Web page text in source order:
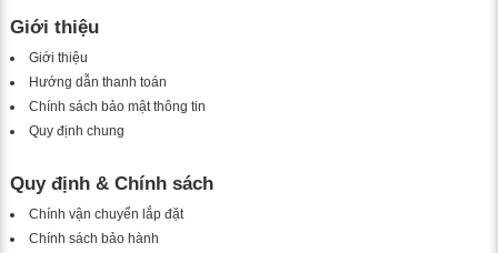
Giới thiệu
Giới thiệu
Hướng dẫn thanh toán
Chính sách bảo mật thông tin
Quy định chung
Quy định & Chính sách
Chính vận chuyển lắp đặt
Chính sách bảo hành